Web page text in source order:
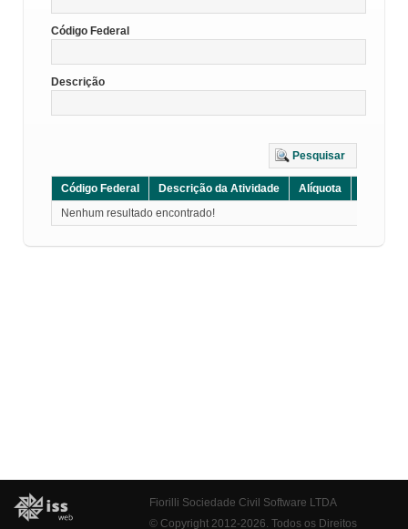
Código Federal
Descrição
Pesquisar
Código Federal Descrição da Atividade Alíquota
Nenhum resultado encontrado!
Fiorilli Sociedade Civil Software LTDA
© Copyright 2012-2026. Todos os Direitos